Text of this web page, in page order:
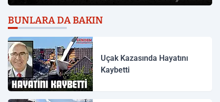
BUNLARA DA BAKIN
Uçak Kazasında Hayatını
Kaybetti